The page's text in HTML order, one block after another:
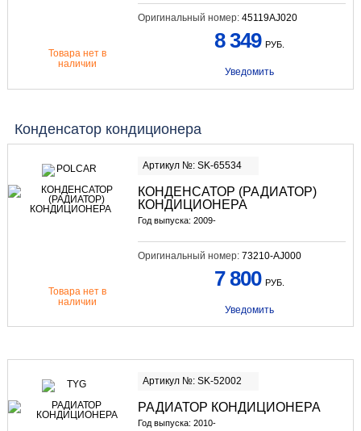
Оригинальный номер: 45119AJ020
Товара нет в
наличии
8 349 РУБ.
Уведомить
Конденсатор кондиционера
Артикул №: SK-65534
КОНДЕНСАТОР (РАДИАТОР)
КОНДИЦИОНЕРА
Год выпуска: 2009-
Оригинальный номер: 73210-AJ000
Товара нет в
наличии
7 800 РУБ.
Уведомить
Артикул №: SK-52002
РАДИАТОР КОНДИЦИОНЕРА
Год выпуска: 2010-